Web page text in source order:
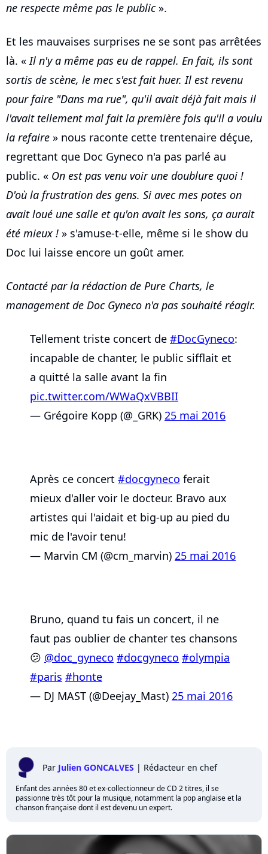
ne respecte même pas le public».
Et les mauvaises surprises ne se sont pas arrêtées
là. «Il n'y a même pas eu de rappel. En fait, ils sont
sortis de scène, le mec s'est fait huer. Il est revenu
pour faire "Dans ma rue", qu'il avait déjà fait mais il
l'avait tellement mal fait la première fois qu'il a voulu
la refaire » nous raconte cette trentenaire déçue,
regrettant que Doc Gyneco n'a pas parlé au
public. « On est pas venu voir une doublure quoi !
D'où la frustration des gens. Si avec mes potes on
avait loué une salle et qu'on avait les sons, ça aurait
été mieux ! » s'amuse-t-elle, même si le show du
Doc lui laisse encore un goût amer.
Contacté par la rédaction de Pure Charts, le
management de Doc Gyneco n'a pas souhaité réagir.
Tellement triste concert de #DocGyneco:
incapable de chanter, le public sifflait et
a quitté la salle avant la fin
pic.twitter.com/WWaQxVBBII
— Grégoire Kopp (@_GRK) 25 mai 2016
Après ce concert #docgyneco ferait
mieux d'aller voir le docteur. Bravo aux
artistes qui l'aidait et big-up au pied du
mic de l'avoir tenu!
— Marvin CM (@cm_marvin) 25 mai 2016
Bruno, quand tu fais un concert, il ne
faut pas oublier de chanter tes chansons
😕 @doc_gyneco #docgyneco #olympia
#paris #honte
— DJ MAST (@Deejay_Mast) 25 mai 2016
Par Julien GONCALVES | Rédacteur en chef
Enfant des années 80 et ex-collectionneur de CD 2 titres, il se
passionne très tôt pour la musique, notamment la pop anglaise et la
chanson française dont il est devenu un expert.